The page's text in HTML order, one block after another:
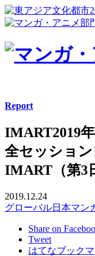
Report
IMART2019年
全セッション
IMART（第3
2019.12.24
グローバル日本マン
Share on
Tweet
はてなブック